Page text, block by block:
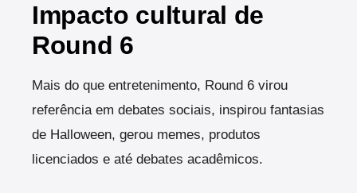
Impacto cultural de
Round 6
Mais do que entretenimento, Round 6 virou
referência em debates sociais, inspirou fantasias
de Halloween, gerou memes, produtos
licenciados e até debates acadêmicos.